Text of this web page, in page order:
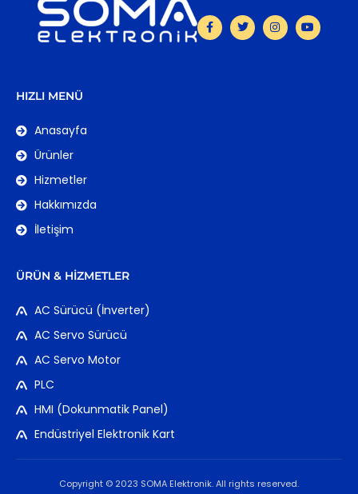
HIZLI MENÜ
Anasayfa
Ürünler
Hizmetler
Hakkımızda
İletişim
ÜRÜN & HIZMETLER
AC Sürücü (İnverter)
AC Servo Sürücü
AC Servo Motor
PLC
HMI (Dokunmatik Panel)
Endüstriyel Elektronik Kart
Copyright © 2023 SOMA Elektronik. All rights reserved.